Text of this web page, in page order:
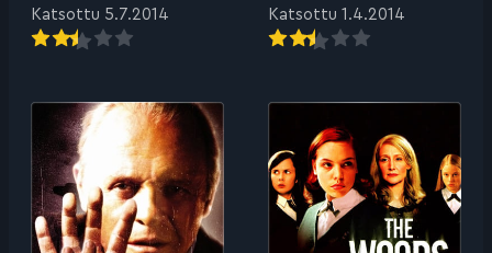
Katsottu 5.7.2014 Katsottu 1.4.2014